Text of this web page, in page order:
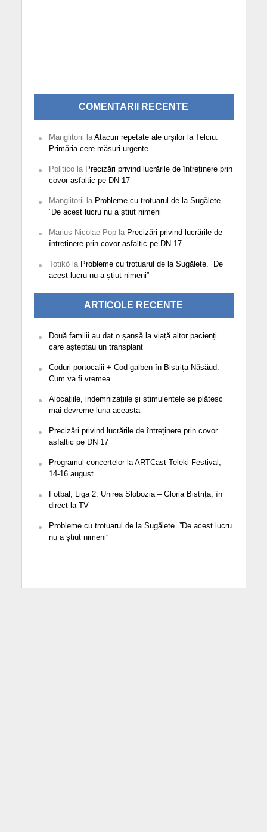
COMENTARII RECENTE
Manglitorii la Atacuri repetate ale urșilor la Telciu.
Primăria cere măsuri urgente
Politicola Precizări privind lucrările de întreținere prin
covor asfaltic pe DN 17
Manglitorii la Probleme cu trotuarul de la Sugălete.
”De acest lucru nu a știut nimeni”
Marius Nicolae Popla Precizări privind lucrările de
întreținere prin covor asfaltic pe DN 17
Totikőla Probleme cu trotuarul de la Sugălete. ”De
acest lucru nu a știut nimeni”
ARTICOLE RECENTE
Două familii au dat o șansă la viață altor pacienți
care așteptau un transplant
Coduri portocalii + Cod galben în Bistrița-Năsăud.
Cum va fi vremea
Alocațiile, indemnizațiile și stimulentele se plătesc
mai devreme luna aceasta
Precizări privind lucrările de întreținere prin covor
asfaltic pe DN 17
Programul concertelor la ARTCast Teleki Festival,
14-16 august
Fotbal, Liga 2: Unirea Slobozia – Gloria Bistrița, în
direct la TV
Probleme cu trotuarul de la Sugălete. ”De acest lucru
nu a știut nimeni”